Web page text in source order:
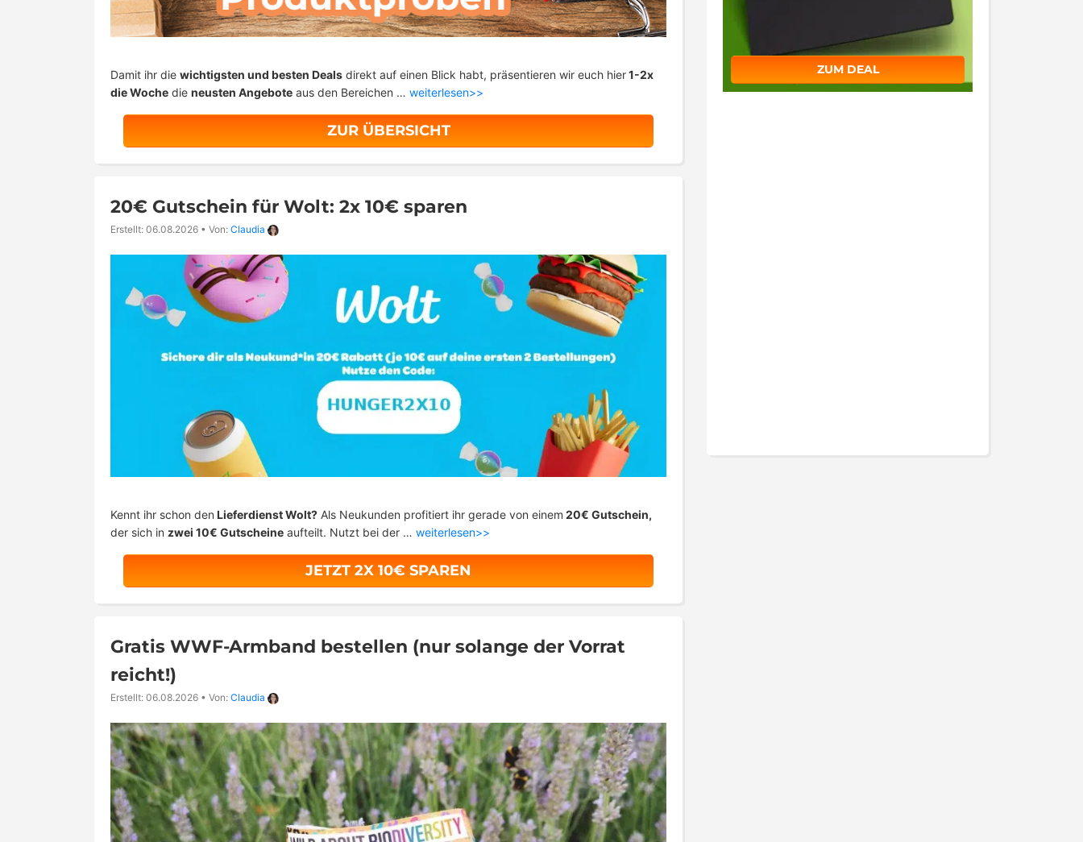
Damit ihr die wichtigsten und besten Deals direkt auf einen Blick habt, präsentieren wir euch hier1-2x
die Woche die neusten Angebote aus den Bereichen … weiterlesen>>
ZUR ÜBERSICHT
20€ Gutschein für Wolt: 2x 10€ sparen
Erstellt: 06.08.2026 • Von: Claudia
Kennt ihr schon den Lieferdienst Wolt? Als Neukunden profitiert ihr gerade von einem 20€ Gutschein,
der sich in zwei 10€ Gutscheine aufteilt. Nutzt bei der … weiterlesen>>
JETZT 2X 10€ SPAREN
Gratis WWF-Armband bestellen (nur solange der Vorrat
reicht!)
Erstellt: 06.08.2026 • Von: Claudia
ZUM DEAL